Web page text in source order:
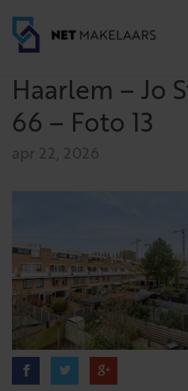
Haarlem – Jo
66 – Foto 13
apr 22, 2026